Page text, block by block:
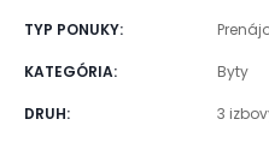
TYP PONUKY:
KATEGÓRIA: Byty
DRUH: 3